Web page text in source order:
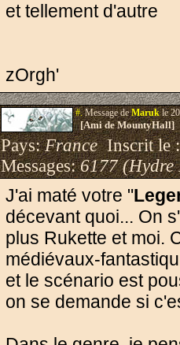
et tellement d'autre
zOrgh'
#.Message deMarukle
[Ami de MountyHall]
Pays:FranceInscrit le
Messages:6177 (Hydre
J'ai maté votre "
décevant quoi... On
plus Rukette et moi.
médiévaux-
et le scénario est
on se demande si